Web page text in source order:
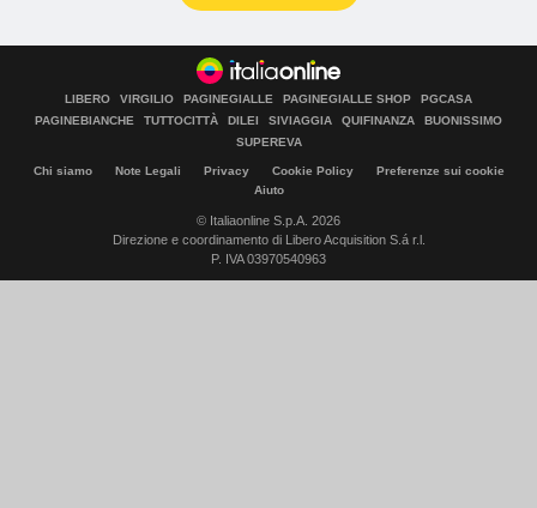
LIBERO VIRGILIO PAGINEGIALLE PAGINEGIALLE SHOP
PGCASA
PAGINEBIANCHE
TUTTOCITTÀ DILEI SIVIAGGIA QUIFINANZA
BUONISSIMO
SUPEREVA
Chi siamo Note Legali Privacy Cookie Policy
Preferenze sui cookie
Aiuto
© Italiaonline S.p.A. 2026
Direzione e coordinamento di Libero Acquisition S.á r.l.
P. IVA 03970540963